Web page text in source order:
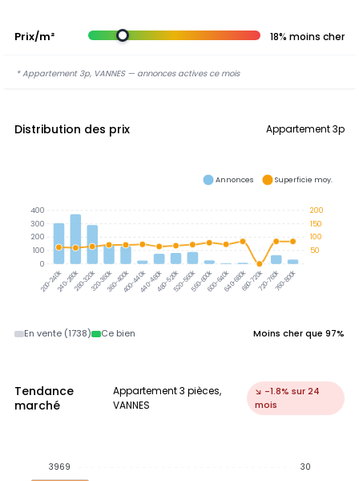
Prix/m² 18% moins cher
* Appartement 3p, VANNES — annonces actives ce mois
Distribution des prix Appartement 3p
200-240k240-280k280-320k320-360k360-400k400-440k440-480k480-520k520-560k560-600k600-640k640-680k680-720k720-760k760-800k
200
150
100
50
400
300
200
100
0
Annonces Superficie moy.
En vente (1738) Ce bien Moins cher que 97%
Tendance
marché
Appartement 3 pièces,
VANNES
↘ -1.8% sur 24
mois
30
3969